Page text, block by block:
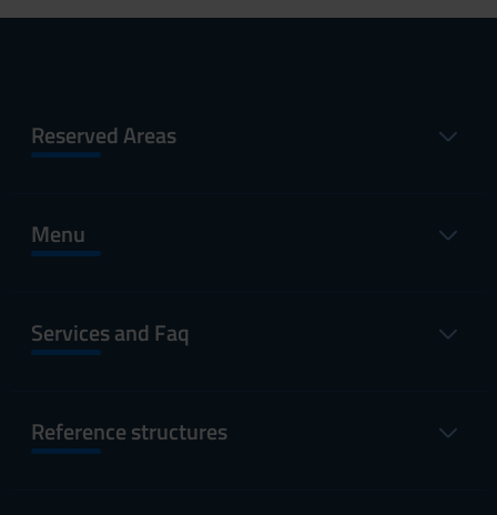
Reserved Areas
Menu
Services and Faq
Reference structures